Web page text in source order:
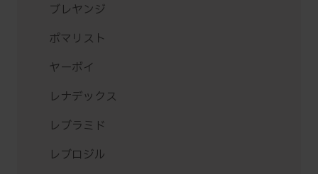
ブレヤンジ
ポマリスト
ヤーボイ
レナデックス
レブラミド
レブロジル